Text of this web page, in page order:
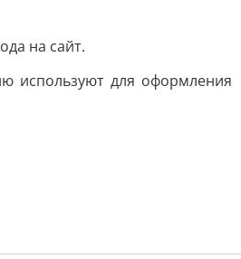
на сайт.
используют для оформления